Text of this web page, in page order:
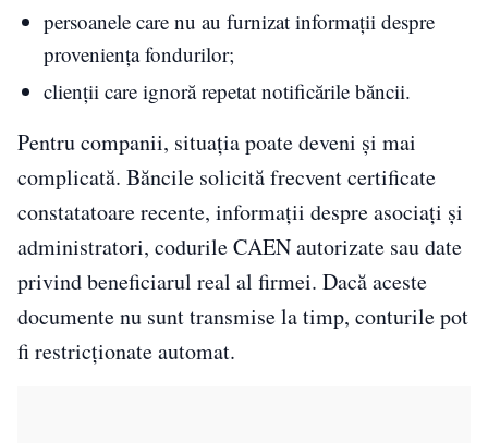
persoanele care nu au furnizat informații despre
proveniența fondurilor;
clienții care ignoră repetat notificările băncii.
Pentru companii, situația poate deveni și mai
complicată. Băncile solicită frecvent certificate
constatatoare recente, informații despre asociați și
administratori, codurile CAEN autorizate sau date
privind beneficiarul real al firmei. Dacă aceste
documente nu sunt transmise la timp, conturile pot
fi restricționate automat.